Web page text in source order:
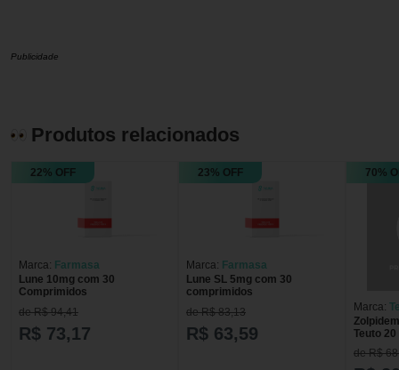
Publicidade
Produtos relacionados
22% OFF
Marca: Farmasa
Lune 10mg com 30
Comprimidos
de R$ 94,41
R$ 73,17
23% OFF
Marca: Farmasa
Lune SL 5mg com 30
comprimidos
de R$ 83,13
R$ 63,59
70%
Marca:
Teuto
de R$